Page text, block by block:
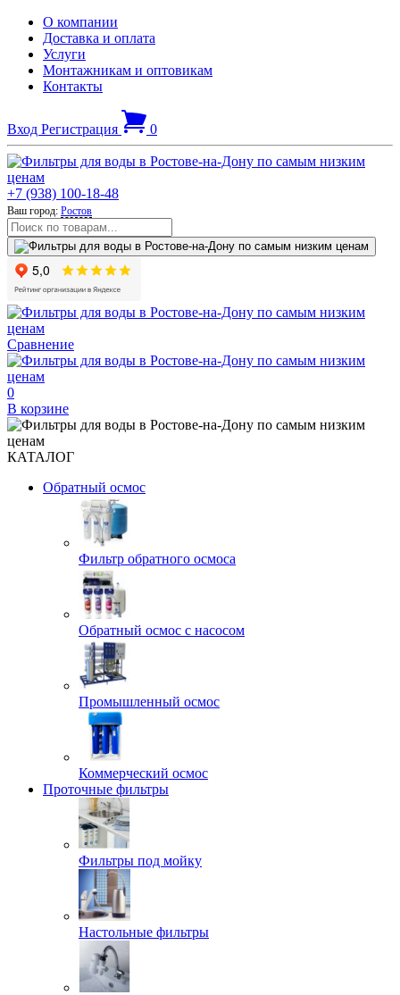
О компании
Доставка и оплата
Услуги
Монтажникам и оптовикам
Контакты
Вход Регистрация 0
+7 (938) 100-18-48
Ваш город: Ростов
Сравнение
0
В корзине
КАТАЛОГ
Обратный осмос
Фильтр обратного осмоса
Обратный осмос с насосом
Промышленный осмос
Коммерческий осмос
Проточные фильтры
Фильтры под мойку
Настольные фильтры